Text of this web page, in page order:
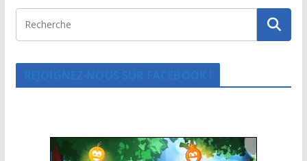
REJOIGNEZ-NOUS SUR FACEBOOK !